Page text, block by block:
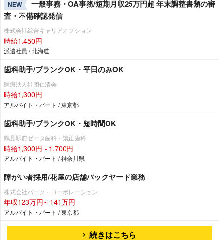
NEW
一般事務・OA事務/短期月収25万円超 年末調整書類の審
査・不備確認発信
株式会社綜合キャリアオプション
時給1,450円
派遣社員 / 北海道
歯科助手/ブランクOK・平日のみOK
医療法人社団仁清会
時給1,300円
アルバイト・パート / 東京都
歯科助手/ブランクOK・短時間OK
鶴見駅前ゼータ歯科・矯正歯科
時給1,300円～1,700円
アルバイト・パート / 神奈川県
障がい者採用/花屋の店舗バックヤード業務
株式会社パーク・コーポレーション
年収123万円～141万円
アルバイト・パート / 東京都
続きはこちら